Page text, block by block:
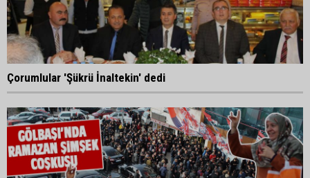
Çorumlular 'Şükrü İnaltekin' dedi